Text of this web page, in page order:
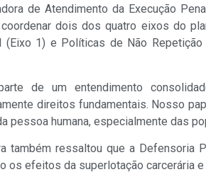
de Atendimento da Execução
dois dos quatro eixos do
(Eixo 1) e Políticas de Não Repetição
de um entendimento
direitos fundamentais. Nosso
pessoa humana, especialmente das
também ressaltou que a Defensoria
os efeitos da superlotação carcerária